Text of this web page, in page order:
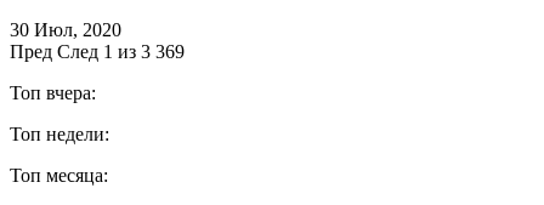
30 Июл, 2020
Пред След 1 из 3 369
Топ вчера:
Топ недели:
Топ месяца: